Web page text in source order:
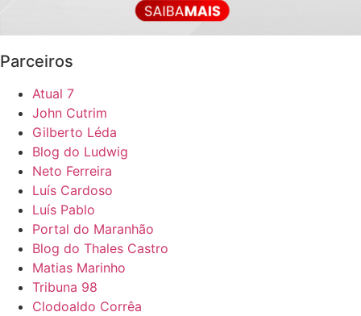
Parceiros
Atual 7
John Cutrim
Gilberto Léda
Blog do Ludwig
Neto Ferreira
Luís Cardoso
Luís Pablo
Portal do Maranhão
Blog do Thales Castro
Matias Marinho
Tribuna 98
Clodoaldo Corrêa